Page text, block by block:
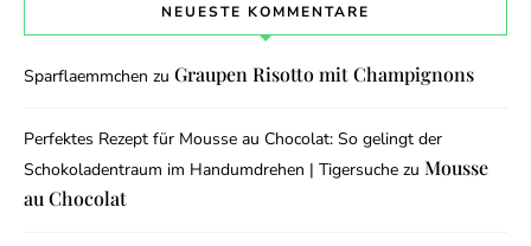
NEUESTE KOMMENTARE
Sparflaemmchen zu Graupen Risotto mit Champignons
Perfektes Rezept für Mousse au Chocolat: So gelingt der
Schokoladentraum im Handumdrehen | Tigersuche zu Mousse
au Chocolat